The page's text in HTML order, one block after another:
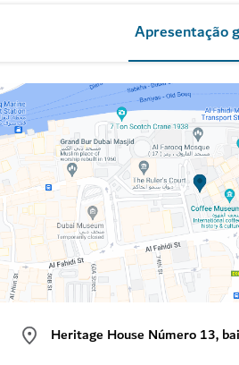
Apresentação
Heritage House Número 13,